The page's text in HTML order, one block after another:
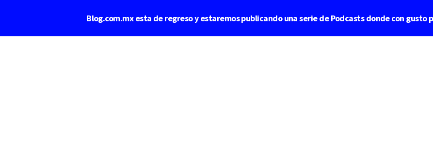
Blog.com.mx esta de regreso y estaremos publicando una serie de Podcasts donde con gusto